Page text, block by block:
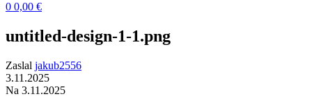
0 0,00 €
untitled-design-1-1.png
Zaslal jakub2556
3.11.2025
Na 3.11.2025